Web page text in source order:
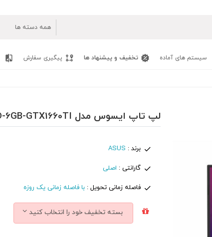
سیستم های آماده تخفیف و پیشنهاد ها پیگیری سفارش
لپ تاپ ایسوس مدل ASUS ROG STRIX G17 G712LU - i7(10750H)-16GB-1TBSSD-6GB-GTX1660TI
برند : ASUS
گارانتی : اصلی
فاصله زمانی تحویل : با فاصله زمانی یک روزه
بسته تخفیف خود را انتخاب کنید